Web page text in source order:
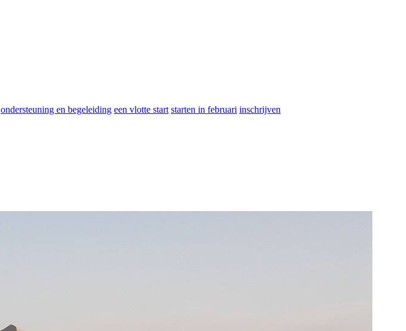
ondersteuning en begeleiding een vlotte start starten in februari inschrijven